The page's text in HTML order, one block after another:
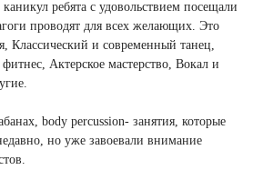
ребята с удовольствием посещали
проводят для всех желающих. Это
Классический и современный танец,
Актерское мастерство, Вокал и
body percussion- занятия, которые
но уже завоевали внимание
поры
на лице
пятен на лице